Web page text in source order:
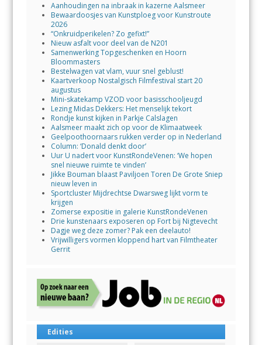
Aanhoudingen na inbraak in kazerne Aalsmeer
Bewaardoosjes van Kunstploeg voor Kunstroute
2026
“Onkruidperikelen? Zo gefixt!”
Nieuw asfalt voor deel van de N201
Samenwerking Topgeschenken en Hoorn
Bloommasters
Bestelwagen vat vlam, vuur snel geblust!
Kaartverkoop Nostalgisch Filmfestival start 20
augustus
Mini-skatekamp VZOD voor basisschooljeugd
Lezing Midas Dekkers: Het menselijk tekort
Rondje kunst kijken in Parkje Calslagen
Aalsmeer maakt zich op voor de Klimaatweek
Geelpoothoornaars rukken verder op in Nederland
Column: ‘Donald denkt door’
Uur U nadert voor KunstRondeVenen: ‘We hopen
snel nieuwe ruimte te vinden’
Jikke Bouman blaast Paviljoen Toren De Grote Sniep
nieuw leven in
Sportcluster Mijdrechtse Dwarsweg lijkt vorm te
krijgen
Zomerse expositie in galerie KunstRondeVenen
Drie kunstenaars exposeren op Fort bij Nigtevecht
Dagje weg deze zomer? Pak een deelauto!
Vrijwilligers vormen kloppend hart van Filmtheater
Gerrit
Edities